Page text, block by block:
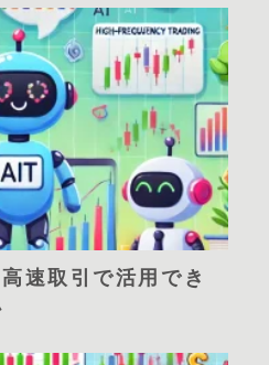
速取引で活用でき